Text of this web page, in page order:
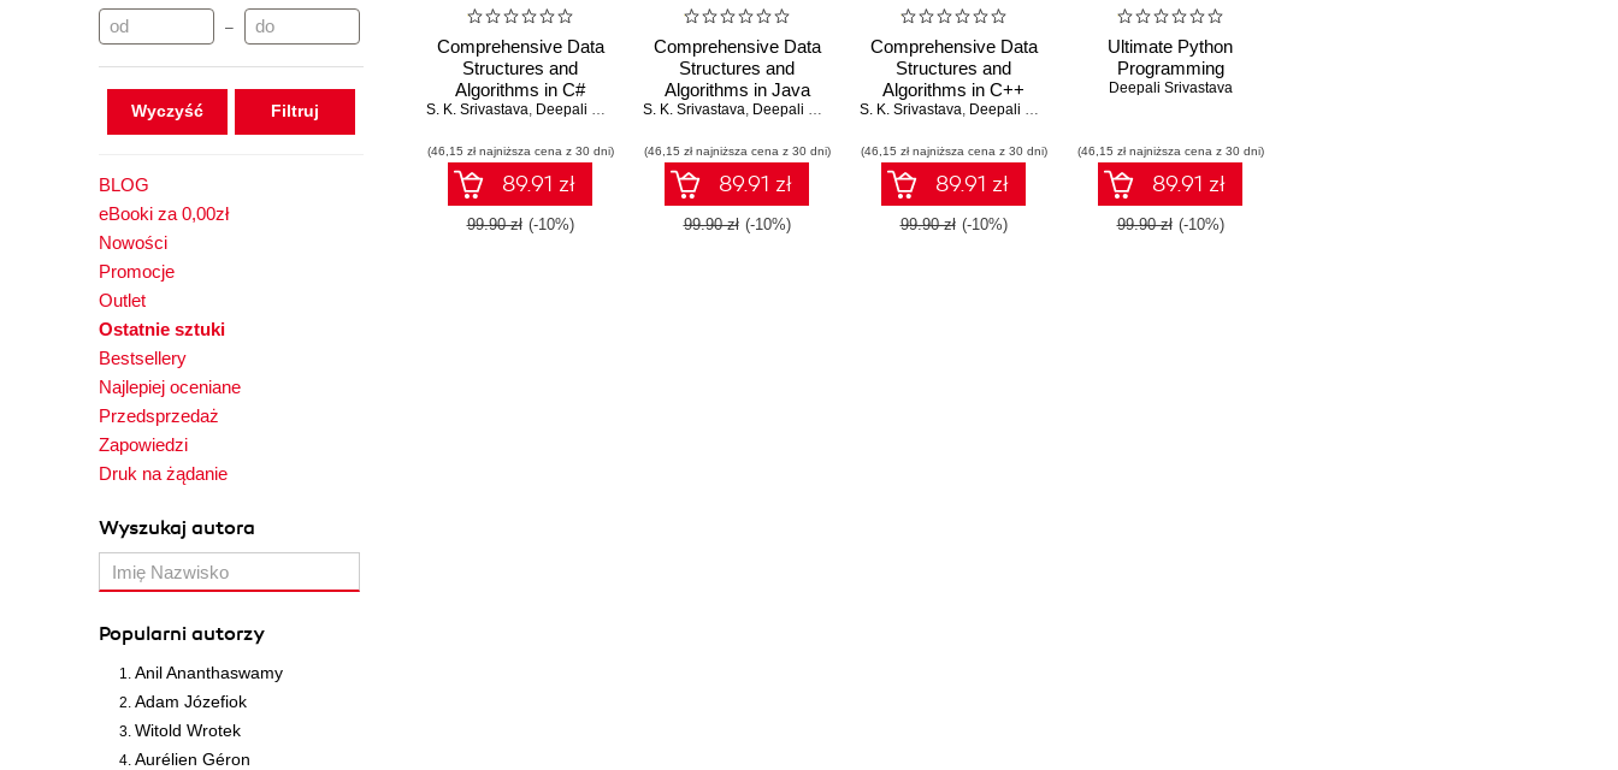
–
Wyczyść
BLOG
eBooki za 0,00zł
Nowości
Promocje
Outlet
Ostatnie sztuki
Bestsellery
Najlepiej oceniane
Przedsprzedaż
Zapowiedzi
Druk na żądanie
Wyszukaj autora
Popularni autorzy
Anil Ananthaswamy
Adam Józefiok
Witold Wrotek
Aurélien Géron
Comprehensive Data
Structures and
Algorithms in C#
S. K. Srivastava, Deepali Srivastava
(46,15 zł najniższa cena z 30 dni)
89.91 zł
99.90 zł (-10%)
Comprehensive Data
Structures and
Algorithms in Java
S. K. Srivastava, Deepali Srivastava
(46,15 zł najniższa cena z 30 dni)
89.91 zł
99.90 zł (-10%)
Comprehensive Data
Structures and
Algorithms in C++
S. K. Srivastava, Deepali Srivastava
(46,15 zł najniższa cena z 30 dni)
89.91 zł
99.90 zł (-10%)
Ultimate Python
Programming
Deepali Srivastava
(46,15 zł najniższa cena z 30 dni)
89.91 zł
99.90 zł (-10%)